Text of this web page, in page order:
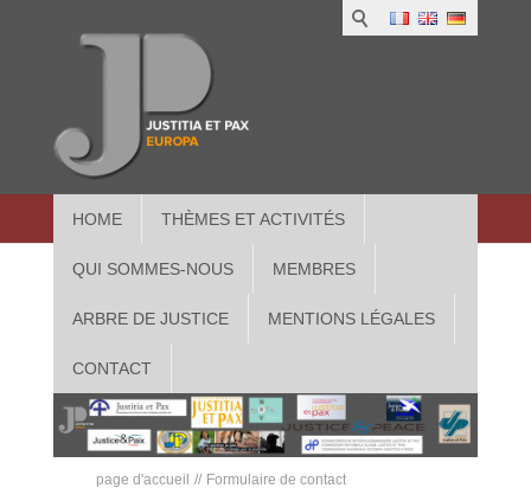
HOME THÈMES ET ACTIVITÉS
QUI SOMMES-NOUS MEMBRES
ARBRE DE JUSTICE MENTIONS LÉGALES
CONTACT
page d'accueil Formulaire de contact